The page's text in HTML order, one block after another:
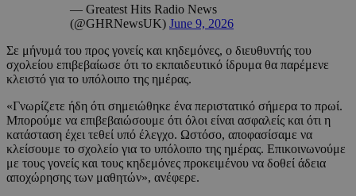
— Greatest Hits Radio News
(@GHRNewsUK) June 9, 2026
Σε μήνυμά του προς γονείς και κηδεμόνες, ο διευθυντής του
σχολείου επιβεβαίωσε ότι το εκπαιδευτικό ίδρυμα θα παρέμενε
κλειστό για το υπόλοιπο της ημέρας.
«Γνωρίζετε ήδη ότι σημειώθηκε ένα περιστατικό σήμερα το πρωί.
Μπορούμε να επιβεβαιώσουμε ότι όλοι είναι ασφαλείς και ότι η
κατάσταση έχει τεθεί υπό έλεγχο. Ωστόσο, αποφασίσαμε να
κλείσουμε το σχολείο για το υπόλοιπο της ημέρας. Επικοινωνούμε
με τους γονείς και τους κηδεμόνες προκειμένου να δοθεί άδεια
αποχώρησης των μαθητών», ανέφερε.